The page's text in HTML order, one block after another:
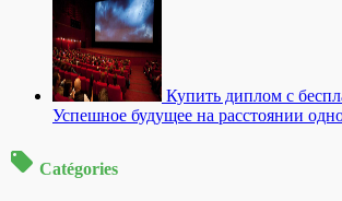
Купить диплом с
Успешное будущее на расстоянии
Catégories